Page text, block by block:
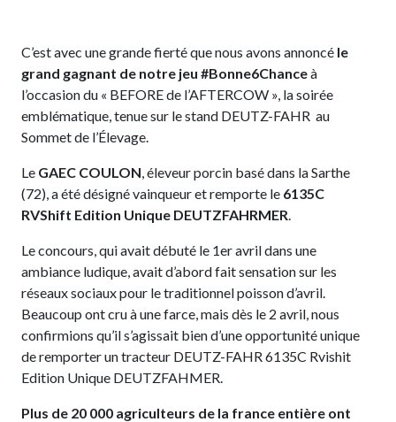
C’est avec une grande fierté que nous avons annoncé le
grand gagnant de notre jeu #Bonne6Chanceà
l’occasion du « BEFORE de l’AFTERCOW », la soirée
emblématique, tenue sur le stand DEUTZ-FAHR au
Sommet de l’Élevage.
Le GAEC COULON, éleveur porcin basé dans la Sarthe
(72), a été désigné vainqueur et remporte le 6135C
RVShift Edition Unique DEUTZFAHRMER.
Le concours, qui avait débuté le 1er avril dans une
ambiance ludique, avait d’abord fait sensation sur les
réseaux sociaux pour le traditionnel poisson d’avril.
Beaucoup ont cru à une farce, mais dès le 2 avril, nous
confirmions qu’il s’agissait bien d’une opportunité unique
de remporter un tracteur DEUTZ-FAHR 6135C Rvishit
Edition Unique DEUTZFAHMER.
Plus de 20 000 agriculteurs de la france entière ont